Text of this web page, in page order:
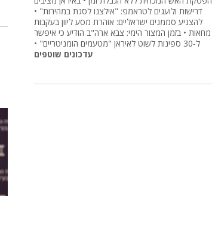
דרישות ולועגים לטראמפ: "אילצנו לסגת במהירות" •
להצניע סממנים ישראליים: אזהרת מסע ליוון בעקבות
מחאות • בזמן המצור הימי: צבא ארה"ב הודיע כי איפשר
ל-30 ספינות לשוט לאיראן "מטעמים הומניטריים" •
עדכונים שוטפים